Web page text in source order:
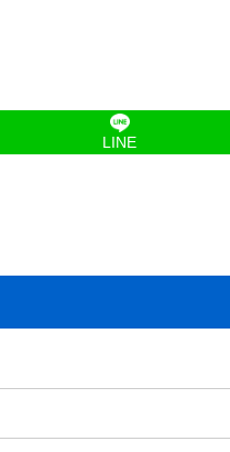
LINE